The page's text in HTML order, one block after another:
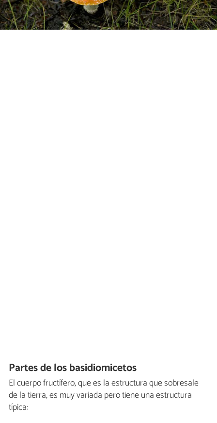
Partes de los basidiomicetos
El cuerpo fructífero, que es la estructura que sobresale
de la tierra, es muy variada pero tiene una estructura
típica: